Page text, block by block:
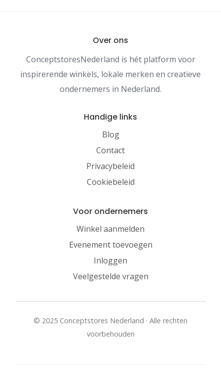
Over ons
ConceptstoresNederland is hét platform voor
inspirerende winkels, lokale merken en creatieve
ondernemers in Nederland.
Handige links
Blog
Contact
Privacybeleid
Cookiebeleid
Voor ondernemers
Winkel aanmelden
Evenement toevoegen
Inloggen
Veelgestelde vragen
© 2025 Conceptstores Nederland · Alle rechten
voorbehouden